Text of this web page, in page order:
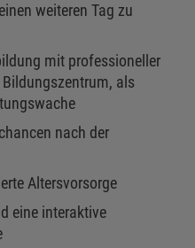
weiteren Tag zu
mit professioneller
als
nach der
Altersvorsorge
eine interaktive